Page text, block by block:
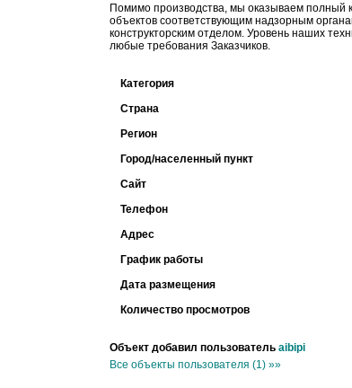
Помимо производства, мы оказываем полный
объектов соответствующим надзорным
конструкторским отделом. Уровень наших
любые требования Заказчиков.
Категория
Страна
Регион
Город/населенный пункт
Сайт
Телефон
Адрес
График работы
Дата размещения
Количество просмотров
Объект добавил пользователь aibipi
Все объекты пользователя (1) »»